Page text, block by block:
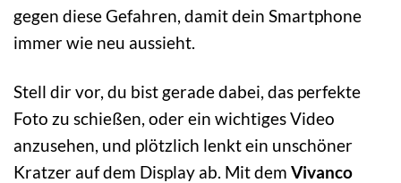
gegen diese Gefahren, damit dein Smartphone
immer wie neu aussieht.
Stell dir vor, du bist gerade dabei, das perfekte
Foto zu schießen, oder ein wichtiges Video
anzusehen, und plötzlich lenkt ein unschöner
Kratzer auf dem Display ab. Mit dem Vivanco